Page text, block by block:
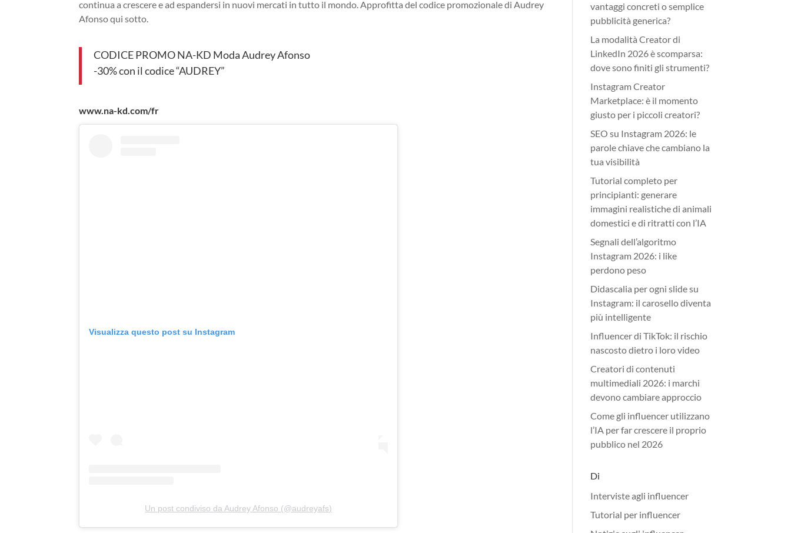
continua a crescere e ad espandersi in nuovi mercati in tutto il mondo. Approfitta del codice promozionale di Audrey
Afonso qui sotto.
CODICE PROMO NA-KD Moda Audrey Afonso
-30% con il codice “AUDREY”
www.na-kd.com/fr
Visualizza questo post su Instagram
Un post condiviso da Audrey Afonso (@audreyafs)
vantaggi concreti o semplice
pubblicità generica?
La modalità Creator di
LinkedIn 2026 è scomparsa:
dove sono finiti gli strumenti?
Instagram Creator
Marketplace: è il momento
giusto per i piccoli creatori?
SEO su Instagram 2026: le
parole chiave che cambiano la
tua visibilità
Tutorial completo per
principianti: generare
immagini realistiche di animali
domestici e di ritratti con l’IA
Segnali dell’algoritmo
Instagram 2026: i like
perdono peso
Didascalia per ogni slide su
Instagram: il carosello diventa
più intelligente
Influencer di TikTok: il rischio
nascosto dietro i loro video
Creatori di contenuti
multimediali 2026: i marchi
devono cambiare approccio
Come gli influencer utilizzano
l’IA per far crescere il proprio
pubblico nel 2026
Di
Interviste agli influencer
Tutorial per influencer